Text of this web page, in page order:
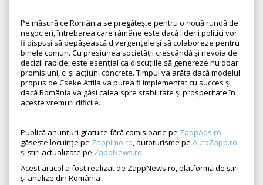
Pe măsură ce România se pregătește pentru o nouă rundă de
negocieri, întrebarea care rămâne este dacă liderii politici vor
fi dispuși să depășească divergențele și să colaboreze pentru
binele comun. Cu presiunea societății crescândă și nevoia de
decizii rapide, este esențial ca discuțiile să genereze nu doar
promisiuni, ci și acțiuni concrete. Timpul va arăta dacă modelul
propus de Cseke Attila va putea fi implementat cu succes și
dacă România va găsi calea spre stabilitate și prosperitate în
aceste vremuri dificile.
Publică anunțuri gratuite fără comisioane pe ZappAds.ro,
găsește locuințe pe Zappimo.ro, autoturisme pe AutoZapp.ro
și știri actualizate pe ZappNews.ro.
Acest articol a fost realizat de ZappNews.ro, platformă de știri
și analize din România